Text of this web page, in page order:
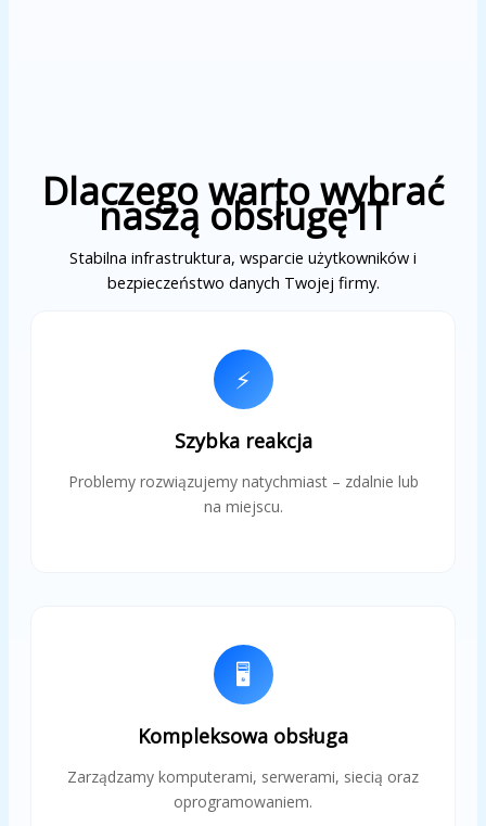
Dlaczego warto wybrać
naszą obsługę IT
Stabilna infrastruktura, wsparcie użytkowników i
bezpieczeństwo danych Twojej firmy.
⚡
Szybka reakcja
Problemy rozwiązujemy natychmiast – zdalnie lub
na miejscu.
🖥️
Kompleksowa obsługa
Zarządzamy komputerami, serwerami, siecią oraz
oprogramowaniem.